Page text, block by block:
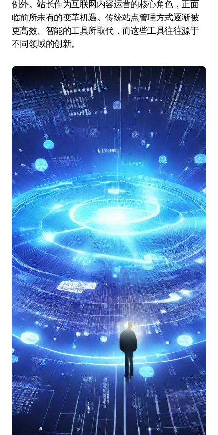
例外。站长作为互联网内容运营的核心角色，正面
临前所未有的变革机遇。传统站点管理方式逐渐被
更高效、智能的工具所取代，而这些工具往往源于
不同领域的创新。